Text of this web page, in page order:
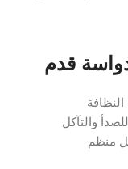
قدم
منظم